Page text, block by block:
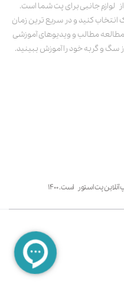
لوازم جانبی برای پت شما است.
انتخاب کنید و در سریع ترین زمان
مطالب و ویدیوهای آموزشی
سگ و گربه خود را آموزش ببینید.
پت استور است. ۱۴۰۰